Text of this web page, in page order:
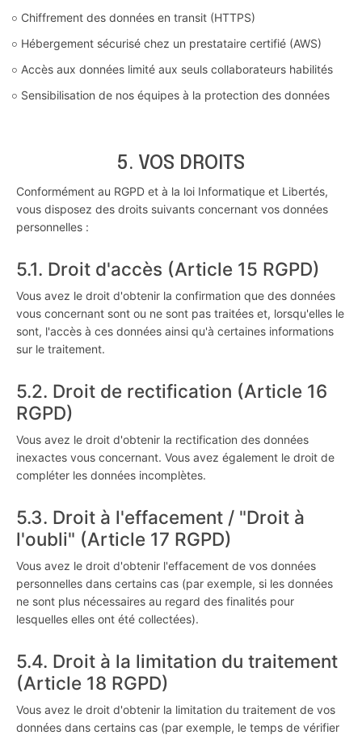
Chiffrement des données en transit (HTTPS)
Hébergement sécurisé chez un prestataire certifié (AWS)
Accès aux données limité aux seuls collaborateurs habilités
Sensibilisation de nos équipes à la protection des données
5. VOS DROITS
Conformément au RGPD et à la loi Informatique et Libertés,
vous disposez des droits suivants concernant vos données
personnelles :
5.1. Droit d'accès (Article 15 RGPD)
Vous avez le droit d'obtenir la confirmation que des données
vous concernant sont ou ne sont pas traitées et, lorsqu'elles le
sont, l'accès à ces données ainsi qu'à certaines informations
sur le traitement.
5.2. Droit de rectification (Article 16
RGPD)
Vous avez le droit d'obtenir la rectification des données
inexactes vous concernant. Vous avez également le droit de
compléter les données incomplètes.
5.3. Droit à l'effacement / "Droit à
l'oubli" (Article 17 RGPD)
Vous avez le droit d'obtenir l'effacement de vos données
personnelles dans certains cas (par exemple, si les données
ne sont plus nécessaires au regard des finalités pour
lesquelles elles ont été collectées).
5.4. Droit à la limitation du traitement
(Article 18 RGPD)
Vous avez le droit d'obtenir la limitation du traitement de vos
données dans certains cas (par exemple, le temps de vérifier